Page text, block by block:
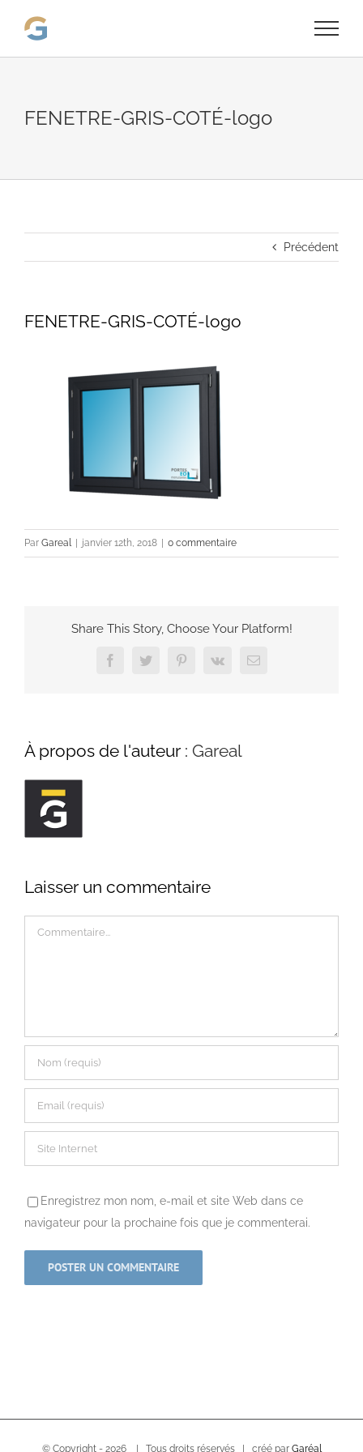
FENETRE-GRIS-COTÉ-logo
Précédent
FENETRE-GRIS-COTÉ-logo
Par Gareal janvier 12th, 2018 0 commentaire
Share This Story, Choose Your Platform!
FacebookTwitterPinterest
Vk Email
À propos de l'auteur : Gareal
Laisser un commentaire
Enregistrez mon nom, e-mail et site Web dans ce
navigateur pour la prochaine fois que je commenterai.
© Copyright - 2026 | Tous droits réservés | créé par Garéal